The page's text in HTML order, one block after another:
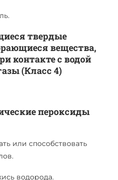
твердые
вещества,
контакте с водой
(Класс 4)
пероксиды
или способствовать
водорода.